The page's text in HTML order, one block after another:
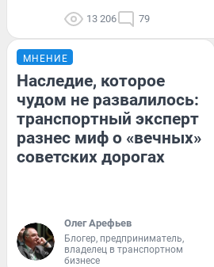
13 206 79
МНЕНИЕ
Наследие, которое
чудом не развалилось:
транспортный эксперт
разнес миф о «вечных»
советских дорогах
Олег Арефьев
Блогер, предприниматель,
владелец в транспортном
бизнесе